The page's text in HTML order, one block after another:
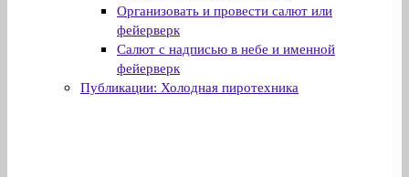
Организовать и провести салют или
фейерверк
Салют с надписью в небе и именной
фейерверк
Публикации: Холодная пиротехника